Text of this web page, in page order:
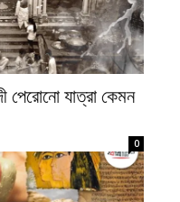
পেরোনো যাত্রা কেমন
0